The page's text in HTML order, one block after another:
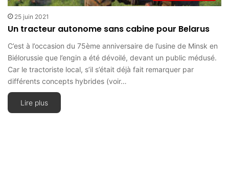
25 juin 2021
Un tracteur autonome sans cabine pour Belarus
C’est à l’occasion du 75ème anniversaire de l’usine de Minsk en
Biélorussie que l’engin a été dévoilé, devant un public médusé.
Car le tractoriste local, s’il s’était déjà fait remarquer par
différents concepts hybrides (voir…
Lire plus